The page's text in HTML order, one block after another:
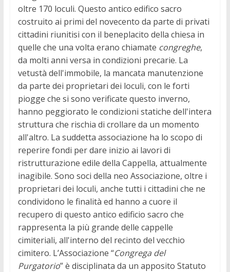
oltre 170 loculi. Questo antico edifico sacro
costruito ai primi del novecento da parte di privati
cittadini riunitisi con il beneplacito della chiesa in
quelle che una volta erano chiamate congreghe,
da molti anni versa in condizioni precarie. La
vetustà dell'immobile, la mancata manutenzione
da parte dei proprietari dei loculi, con le forti
piogge che si sono verificate questo inverno,
hanno peggiorato le condizioni statiche dell'intera
struttura che rischia di crollare da un momento
all'altro. La suddetta associazione ha lo scopo di
reperire fondi per dare inizio ai lavori di
ristrutturazione edile della Cappella, attualmente
inagibile. Sono soci della neo Associazione, oltre i
proprietari dei loculi, anche tutti i cittadini che ne
condividono le finalità ed hanno a cuore il
recupero di questo antico edificio sacro che
rappresenta la più grande delle cappelle
cimiteriali, all'interno del recinto del vecchio
cimitero. L’Associazione “Congrega del
Purgatorio” è disciplinata da un apposito Statuto